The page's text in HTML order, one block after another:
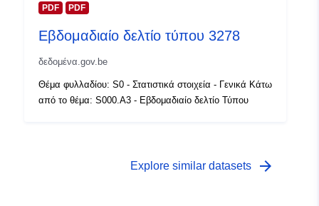
id
πρόσβασης:
PDF PDF
Εβδομαδιαίο δελτίο τύπου 3278
δεδομένα.gov.be
Θέμα φυλλαδίου: S0 - Στατιστικά στοιχεία - Γενικά Κάτω
από το θέμα: S000.A3 - Εβδομαδιαίο δελτίο Τύπου
Explore similar datasets arrow_forward